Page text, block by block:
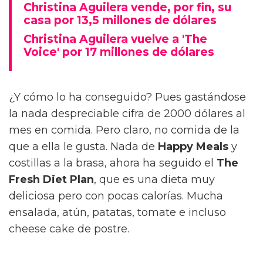
Christina Aguilera vende, por fin, su
casa por 13,5 millones de dólares
Christina Aguilera vuelve a 'The
Voice' por 17 millones de dólares
¿Y cómo lo ha conseguido? Pues gastándose
la nada despreciable cifra de 2000 dólares al
mes en comida. Pero claro, no comida de la
que a ella le gusta. Nada de Happy Meals y
costillas a la brasa, ahora ha seguido el The
Fresh Diet Plan, que es una dieta muy
deliciosa pero con pocas calorías. Mucha
ensalada, atún, patatas, tomate e incluso
cheese cake de postre.